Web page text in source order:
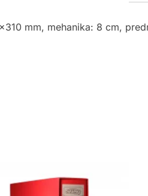
mm, mehanika: 8 cm,